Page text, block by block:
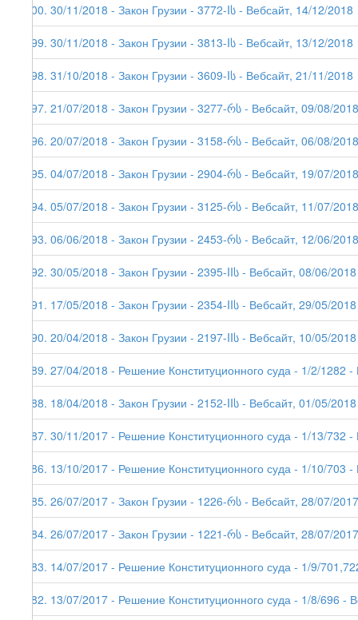
200. 30/11/2018 - Закон Грузии - 3772-Iს - Вебсайт, 14/12/2018
199. 30/11/2018 - Закон Грузии - 3813-Iს - Вебсайт, 13/12/2018
198. 31/10/2018 - Закон Грузии - 3609-Iს - Вебсайт, 21/11/2018
197. 21/07/2018 - Закон Грузии - 3277-რს - Вебсайт, 09/08/2018
196. 20/07/2018 - Закон Грузии - 3158-რს - Вебсайт, 06/08/2018
195. 04/07/2018 - Закон Грузии - 2904-რს - Вебсайт, 19/07/2018
194. 05/07/2018 - Закон Грузии - 3125-რს - Вебсайт, 11/07/2018
193. 06/06/2018 - Закон Грузии - 2453-რს - Вебсайт, 12/06/2018
192. 30/05/2018 - Закон Грузии - 2395-IIს - Вебсайт, 08/06/2018
191. 17/05/2018 - Закон Грузии - 2354-IIს - Вебсайт, 29/05/2018
190. 20/04/2018 - Закон Грузии - 2197-IIს - Вебсайт, 10/05/2018
189. 27/04/2018 - Решение Конституционного суда - 1/2/1282
188. 18/04/2018 - Закон Грузии - 2152-IIს - Вебсайт, 01/05/2018
187. 30/11/2017 - Решение Конституционного суда - 1/13/732
186. 13/10/2017 - Решение Конституционного суда - 1/10/703
185. 26/07/2017 - Закон Грузии - 1226-რს - Вебсайт, 28/07/2017
184. 26/07/2017 - Закон Грузии - 1221-რს - Вебсайт, 28/07/
183. 14/07/2017 - Решение Конституционного суда - 1/9/
182. 13/07/2017 - Решение Конституционного суда - 1/8/696 -